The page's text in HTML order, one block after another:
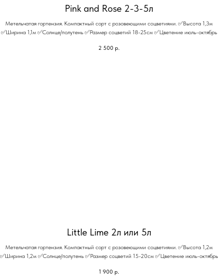
Pink and Rose 2-3-5л
Метельчатая гортензия. Компактный сорт с розовеющими соцветиями. ✅Высота 1,3м
✅Ширина 1,1м ✅Солнце/полутень ✅Размер соцветий 18-25см ✅Цветение июль-октябрь
2 500 р.
Little Lime 2л или 5л
Метельчатая гортензия. Компактный сорт с розовеющими соцветиями. ✅Высота 1,2м
✅Ширина 1,2м ✅Солнце/полутень ✅Размер соцветий 15-20см ✅Цветение июль-октябрь
1 900 р.